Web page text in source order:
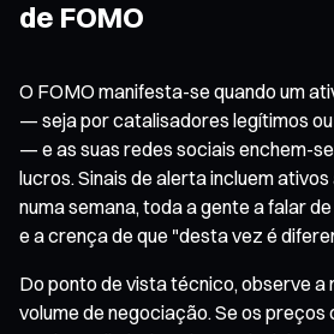
de FOMO
O FOMO manifesta-se quando um
— seja por catalisadores legítimos
— e as suas redes sociais enchem-
lucros. Sinais de alerta incluem
numa semana, toda a gente a falar
e a crença de que "desta vez é
Do ponto de vista técnico, observe
volume de negociação. Se os preços